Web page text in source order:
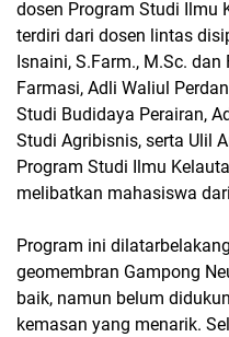
dosen Program Studi Ilmu
terdiri dari dosen lintas
Isnaini, S.Farm., M.Sc.
Farmasi, Adli Waliul
Studi Budidaya Perairan,
Studi Agribisnis, serta Ulil
Program Studi Ilmu
melibatkan mahasiswa
Program ini
geomembran Gampong
baik, namun belum
kemasan yang menarik.